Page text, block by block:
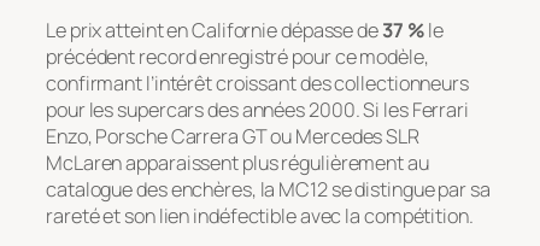
Le prix atteint en Californie dépasse de37 %le
précédent record enregistré pour ce modèle,
confirmant l’intérêt croissant des collectionneurs
pour les supercars des années 2000. Si les Ferrari
Enzo, Porsche Carrera GT ou Mercedes SLR
McLaren apparaissent plus régulièrement au
catalogue des enchères, la MC12 se distingue par sa
rareté et son lien indéfectible avec la compétition.